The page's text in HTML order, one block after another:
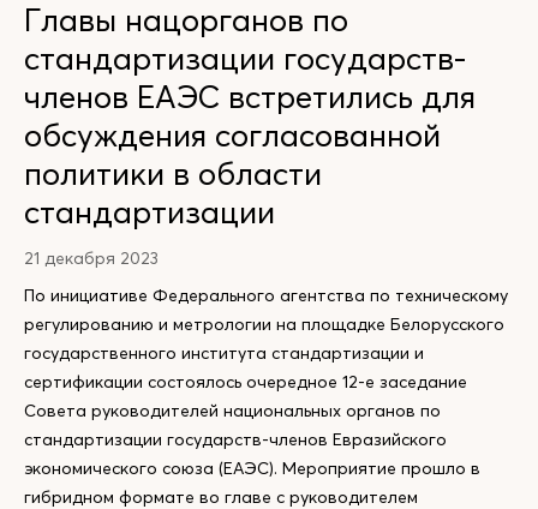
Главы нацорганов по
стандартизации государств-
членов ЕАЭС встретились для
обсуждения согласованной
политики в области
стандартизации
21 декабря 2023
По инициативе Федерального агентства по техническому
регулированию и метрологии на площадке Белорусского
государственного института стандартизации и
сертификации состоялось очередное 12-е заседание
Совета руководителей национальных органов по
стандартизации государств-членов Евразийского
экономического союза (ЕАЭС). Мероприятие прошло в
гибридном формате во главе с руководителем